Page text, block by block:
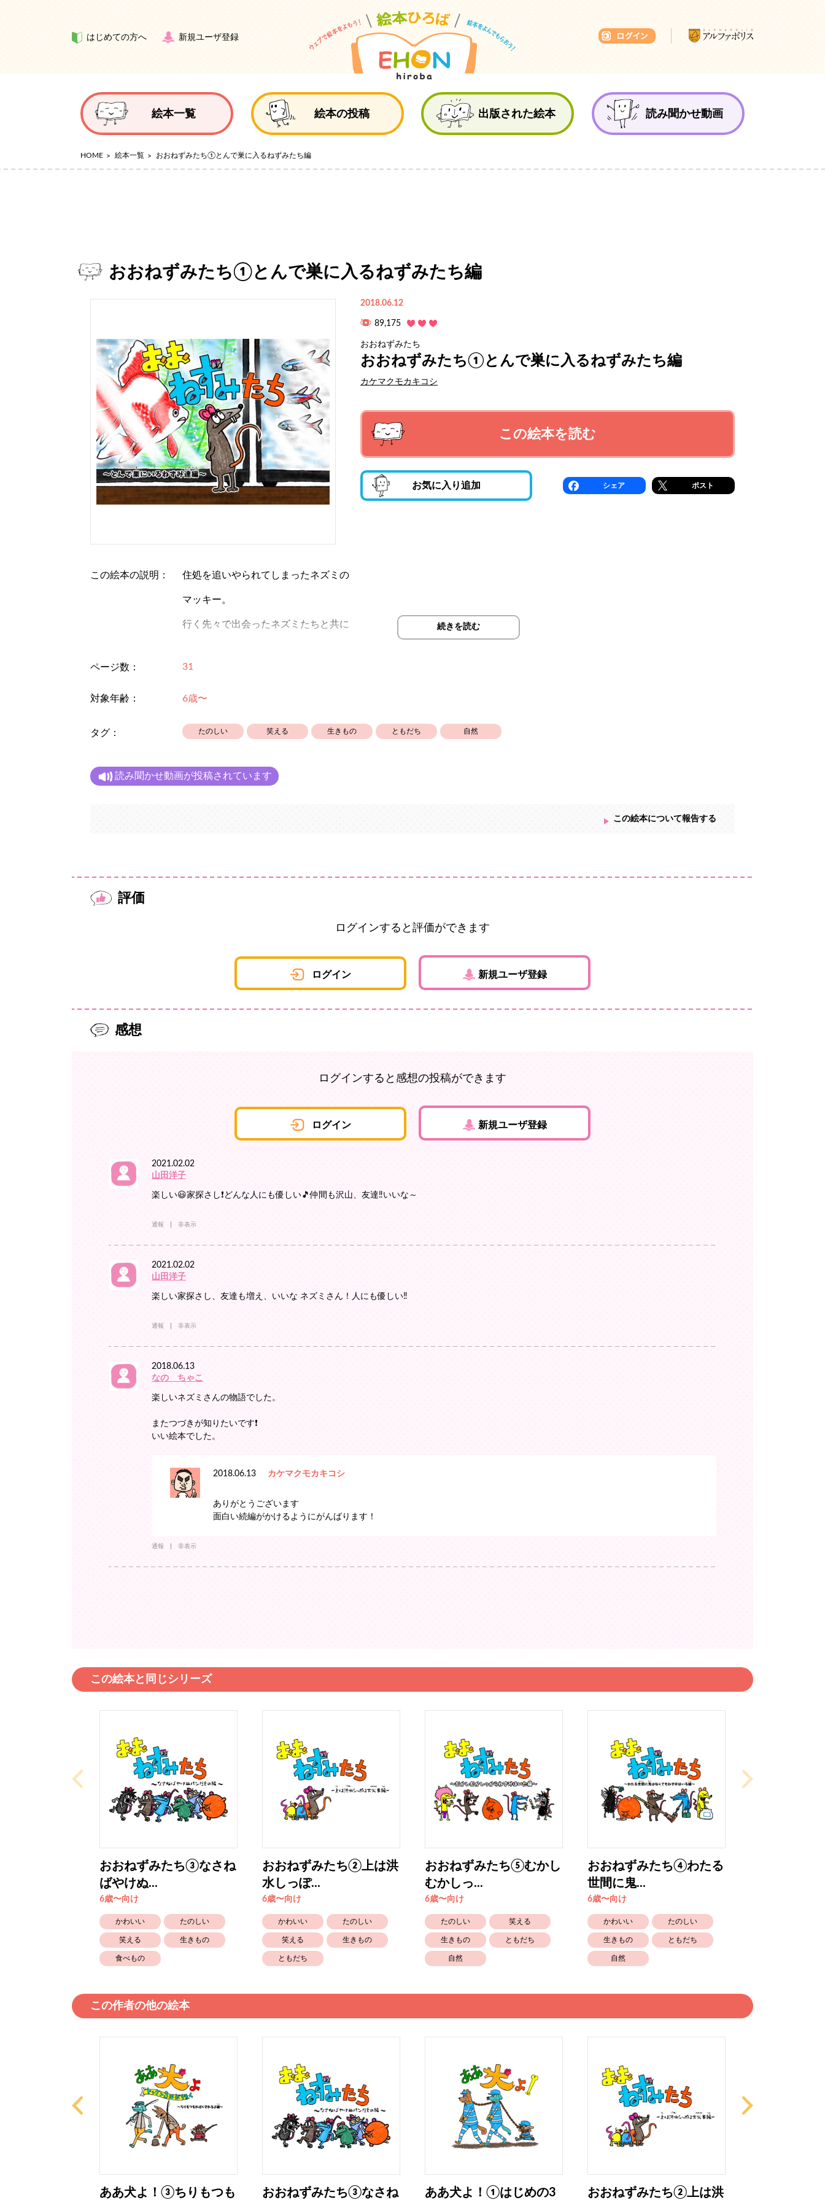
はじめての方へ 新規ユーザ登録
絵本一覧 絵本の投稿 出版された絵本 読み聞かせ動画
HOME 絵本一覧 おおねずみたち①とんで巣に入るねずみたち編
おおねずみたち①とんで巣に入るねずみたち編
2018.06.12
89,175
おおねずみたち
おおねずみたち①とんで巣に入るねずみたち編
カケマクモカキコシ
この絵本を読む
お気に入り追加 シェア ポスト
この絵本の説明： 住処を追いやられてしまったネズミの
マッキー。
行く先々で出会ったネズミたちと共に
それどころか追い出されるし放り出さ
れるし散々な結果に…
は、
続きを読む
ページ数： 31
対象年齢： 6歳〜
タグ： たのしい 笑える 生きもの ともだち 自然
読み聞かせ動画が投稿されています
この絵本について報告する
評価
ログインすると評価ができます
ログイン 新規ユーザ登録
感想
ログインすると感想の投稿ができます
ログイン 新規ユーザ登録
2021.02.02
山田洋子
楽しい😃家探さし❗️どんな人にも優しい🎵仲間も沢山、友達‼️いいな～
通報 非表示
2021.02.02
山田洋子
楽しい家探さし、友達も増え、いいな ネズミさん！人にも優しい‼️
通報 非表示
2018.06.13
なの ちゃこ
楽しいネズミさんの物語でした。
またつづきが知りたいです❗
いい絵本でした。
2018.06.13 カケマクモカキコシ
ありがとうございます
面白い続編がかけるようにがんばります！
通報 非表示
この絵本と同じシリーズ
おおねずみたち③なさね
ばやけぬ...
6歳〜向け
かわいい たのしい
笑える 生きもの
食べもの
おおねずみたち②上は洪
水しっぽ...
6歳〜向け
かわいい たのしい
笑える 生きもの
ともだち
おおねずみたち⑤むかし
むかしっ...
6歳〜向け
たのしい 笑える
生きもの ともだち
自然
おおねずみたち④わたる
世間に鬼...
6歳〜向け
かわいい たのしい
生きもの ともだち
自然
この作者の他の絵本
ああ犬よ！③ちりもつも おおねずみたち③なさね ああ犬よ！①はじめの3 おおねずみたち②上は洪